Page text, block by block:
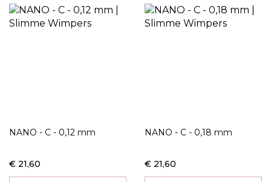
sorteren
NANO - C - 0,12 mm
€ 21,60
NANO - C - 0,18 mm
€ 21,60